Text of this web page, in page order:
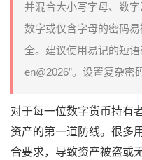
并混合大小写字母、数
数字或仅含字母的密码
全。建议使用易记的短
en@2026”。设置复杂密
对于每一位数字货币持有
资产的第一道防线。很多
合要求，导致资产被盗或